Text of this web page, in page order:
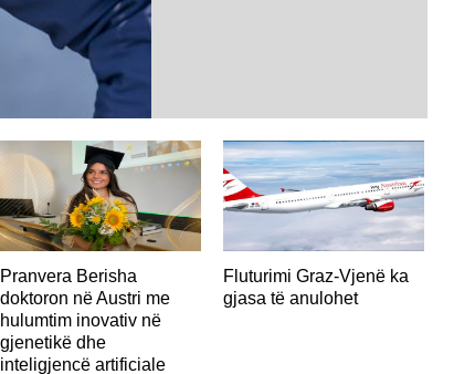
Pranvera Berisha
doktoron në Austri me
hulumtim inovativ në
gjenetikë dhe
inteligjencë artificiale
Fluturimi Graz-Vjenë ka
gjasa të anulohet